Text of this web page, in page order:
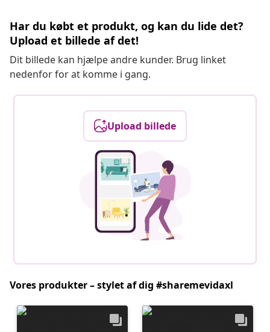
Har du købt et produkt, og kan du lide det?
Upload et billede af det!
Dit billede kan hjælpe andre kunder. Brug linket
nedenfor for at komme i gang.
Upload billede
Vores produkter – stylet af dig #sharemevidaxl